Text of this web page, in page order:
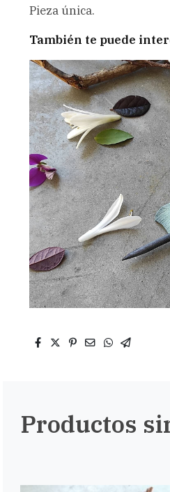
Pieza única.
También te puede
Productos